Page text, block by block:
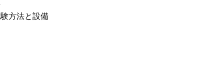
方法と設備